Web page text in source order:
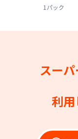
1パック
スー
利